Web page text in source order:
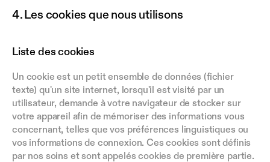
4. Les cookies que nous utilisons
Liste des cookies
Un cookie est un petit ensemble de données (fichier
texte) qu'un site internet, lorsqu'il est visité par un
utilisateur, demande à votre navigateur de stocker sur
votre appareil afin de mémoriser des informations vous
concernant, telles que vos préférences linguistiques ou
vos informations de connexion. Ces cookies sont définis
par nos soins et sont appelés cookies de première partie.